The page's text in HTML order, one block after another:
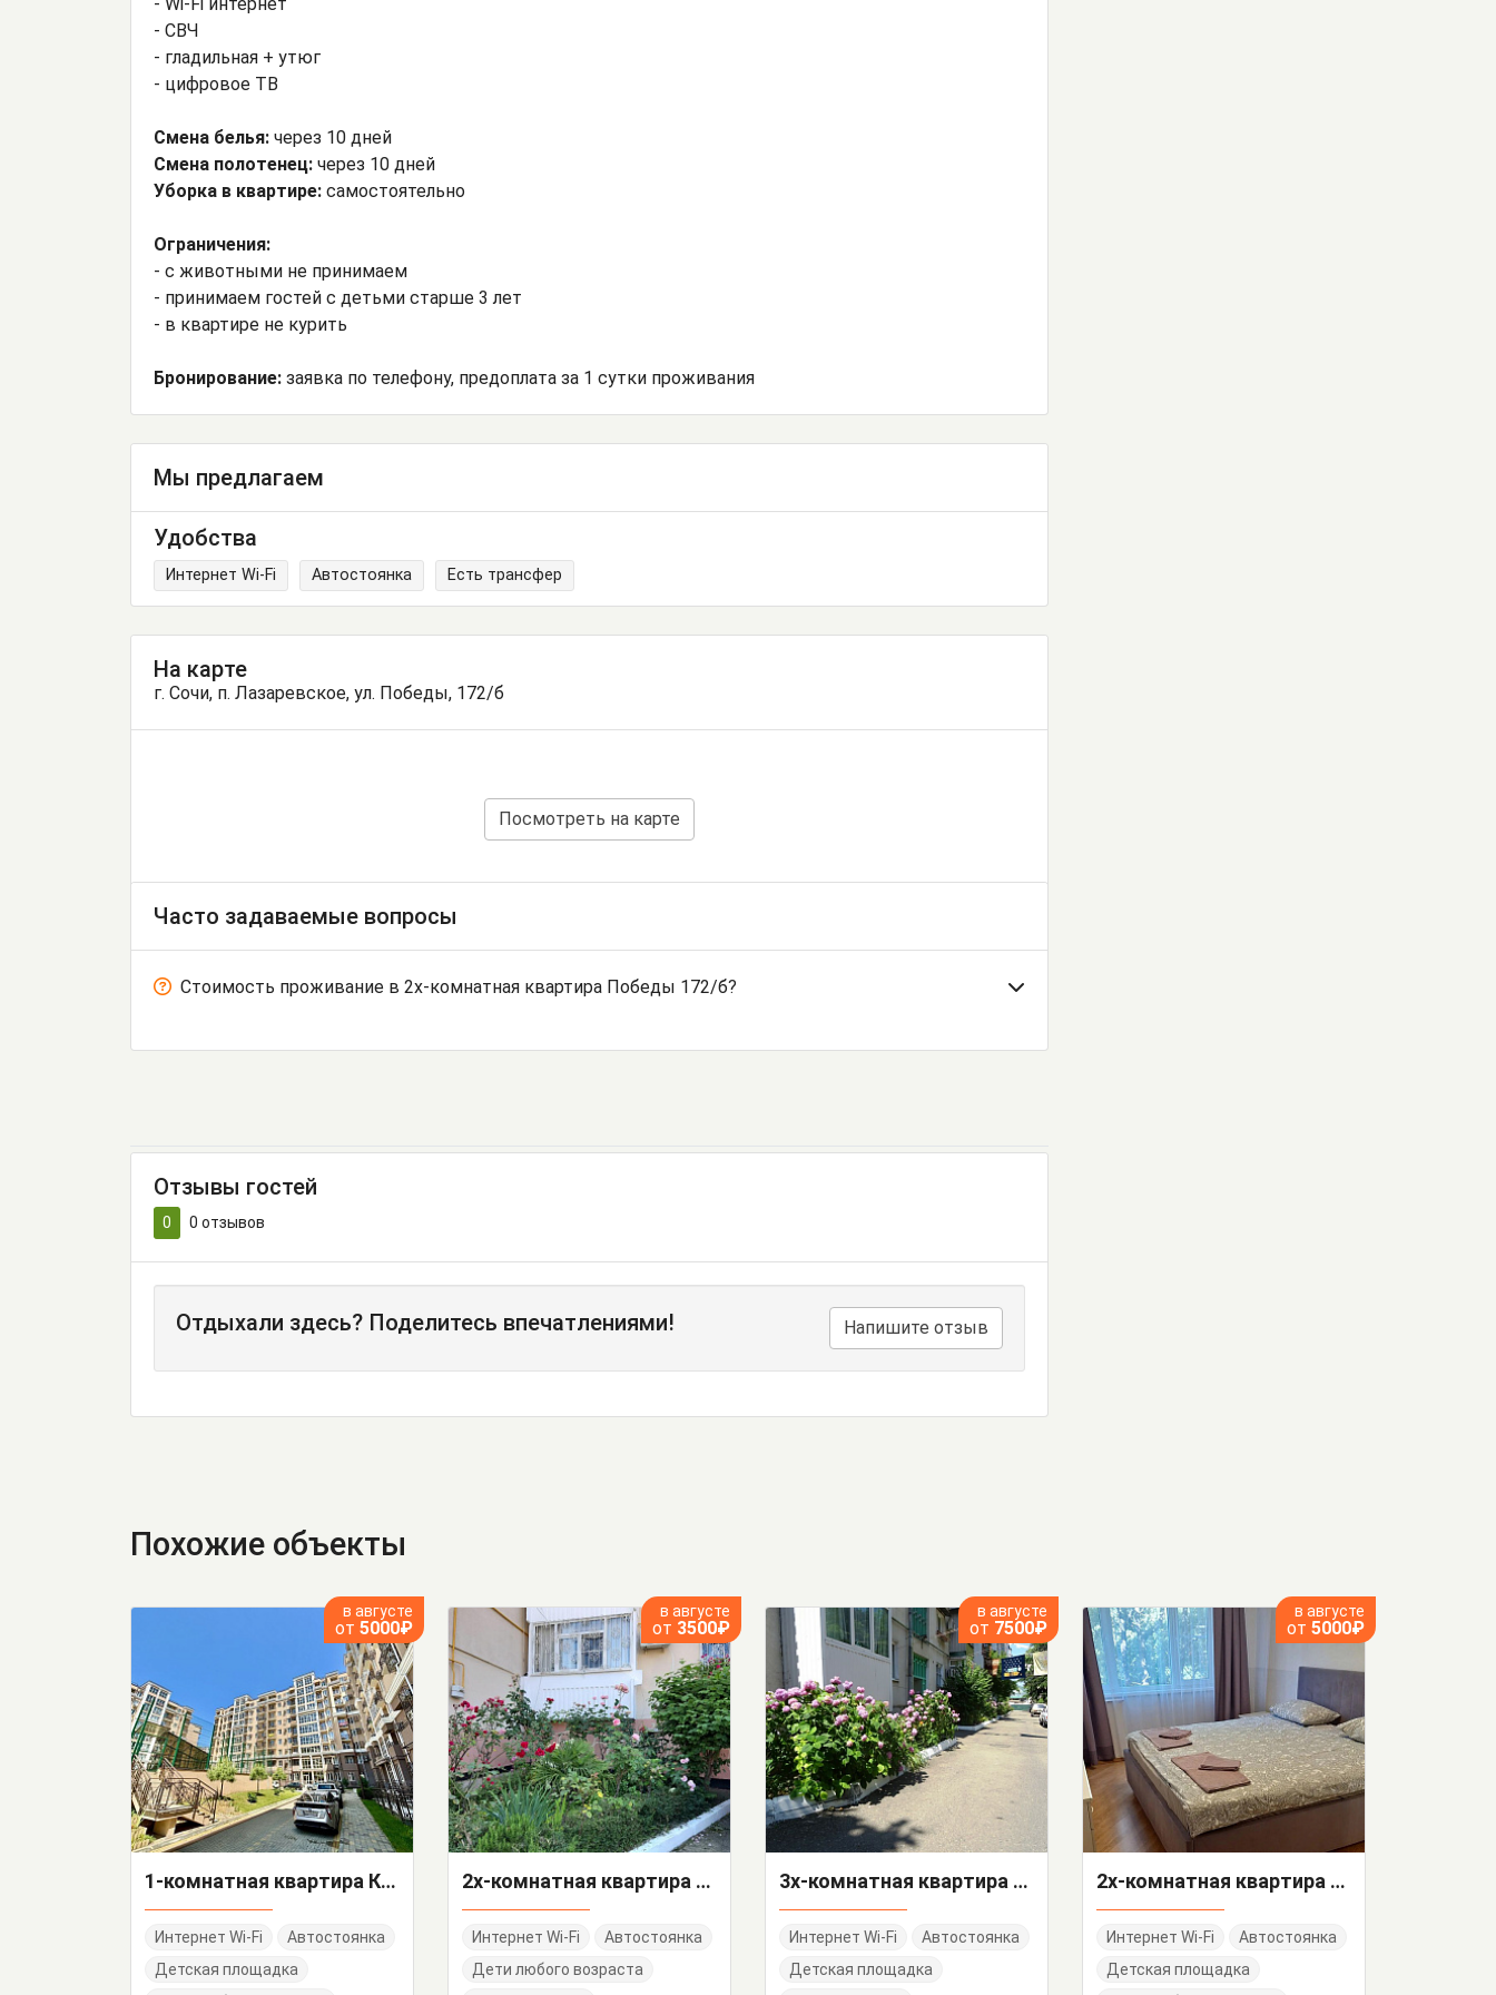
- СВЧ
- гладильная + утюг
- цифровое ТВ
Смена белья: через 10 дней
Смена полотенец: через 10 дней
Уборка в квартире: самостоятельно
Ограничения:
- с животными не принимаем
- принимаем гостей с детьми старше 3 лет
- в квартире не курить
Бронирование: заявка по телефону, предоплата за 1 сутки проживания
Мы предлагаем
Удобства
Интернет Wi-Fi Автостоянка Есть трансфер
На карте
г. Сочи, п. Лазаревское, ул. Победы, 172/б
Посмотреть на карте
Часто задаваемые вопросы
Стоимость проживание в 2х-комнатная квартира Победы 172/б?
Отзывы гостей
0 0 отзывов
Отдыхали здесь? Поделитесь впечатлениями! Напишите отзыв
Похожие объекты
в августе
от 5000₽
1-комнатная квартира Калараша 64/13 корп 10
Интернет Wi-Fi
Автостоянка
Детская площадка
в августе
от 3500₽
2х-комнатная квартира Кольцевая 2/1
Интернет Wi-Fi
Автостоянка
Дети любого возраста
в августе
от 7500₽
3х-комнатная квартира Лазарева 80
Интернет Wi-Fi
Автостоянка
Детская площадка
в августе
от 5000₽
2х-комнатная квартира Победы 65
Интернет Wi-Fi
Автостоянка
Детская площадка